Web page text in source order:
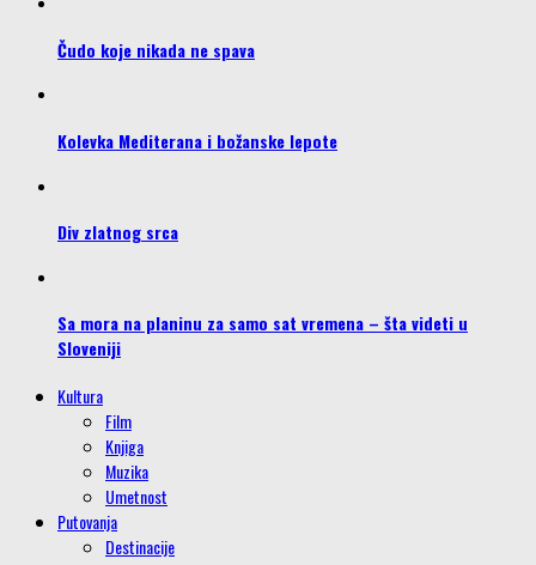
Čudo koje nikada ne spava
Kolevka Mediterana i božanske lepote
Div zlatnog srca
Sa mora na planinu za samo sat vremena – šta videti u
Sloveniji
Kultura
Film
Knjiga
Muzika
Umetnost
Putovanja
Destinacije